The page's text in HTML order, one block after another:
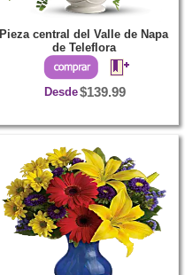
Pieza central del Valle de Napa
de Teleflora
Desde$139.99